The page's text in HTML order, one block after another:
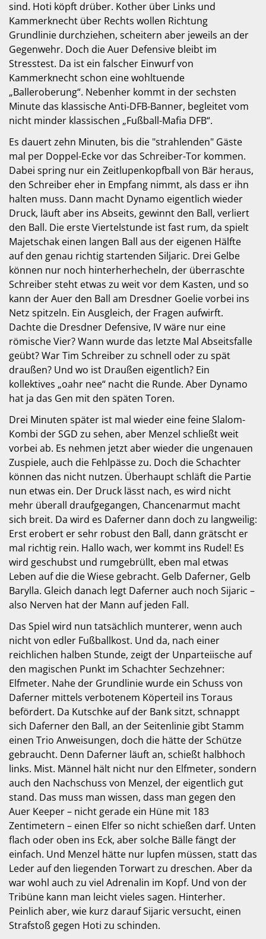
sind. Hoti köpft drüber. Kother über Links und
Kammerknecht über Rechts wollen Richtung
Grundlinie durchziehen, scheitern aber jeweils an der
Gegenwehr. Doch die Auer Defensive bleibt im
Stresstest. Da ist ein falscher Einwurf von
Kammerknecht schon eine wohltuende
„Balleroberung“. Nebenher kommt in der sechsten
Minute das klassische Anti-DFB-Banner, begleitet vom
nicht minder klassischen „Fußball-Mafia DFB“.
Es dauert zehn Minuten, bis die "strahlenden" Gäste
mal per Doppel-Ecke vor das Schreiber-Tor kommen.
Dabei spring nur ein Zeitlupenkopfball von Bär heraus,
den Schreiber eher in Empfang nimmt, als dass er ihn
halten muss. Dann macht Dynamo eigentlich wieder
Druck, läuft aber ins Abseits, gewinnt den Ball, verliert
den Ball. Die erste Viertelstunde ist fast rum, da spielt
Majetschak einen langen Ball aus der eigenen Hälfte
auf den genau richtig startenden Siljaric. Drei Gelbe
können nur noch hinterherhecheln, der überraschte
Schreiber steht etwas zu weit vor dem Kasten, und so
kann der Auer den Ball am Dresdner Goelie vorbei ins
Netz spitzeln. Ein Ausgleich, der Fragen aufwirft.
Dachte die Dresdner Defensive, IV wäre nur eine
römische Vier? Wann wurde das letzte Mal Abseitsfalle
geübt? War Tim Schreiber zu schnell oder zu spät
draußen? Und wo ist Draußen eigentlich? Ein
kollektives „oahr nee“ nacht die Runde. Aber Dynamo
hat ja das Gen mit den späten Toren.
Drei Minuten später ist mal wieder eine feine Slalom-
Kombi der SGD zu sehen, aber Menzel schließt weit
vorbei ab. Es nehmen jetzt aber wieder die ungenauen
Zuspiele, auch die Fehlpässe zu. Doch die Schachter
können das nicht nutzen. Überhaupt schläft die Partie
nun etwas ein. Der Druck lässt nach, es wird nicht
mehr überall draufgegangen, Chancenarmut macht
sich breit. Da wird es Daferner dann doch zu langweilig:
Erst erobert er sehr robust den Ball, dann grätscht er
mal richtig rein. Hallo wach, wer kommt ins Rudel! Es
wird geschubst und rumgebrüllt, eben mal etwas
Leben auf die die Wiese gebracht. Gelb Daferner, Gelb
Barylla. Gleich danach legt Daferner auch noch Sijaric –
also Nerven hat der Mann auf jeden Fall.
Das Spiel wird nun tatsächlich munterer, wenn auch
nicht von edler Fußballkost. Und da, nach einer
reichlichen halben Stunde, zeigt der Unparteiische auf
den magischen Punkt im Schachter Sechzehner:
Elfmeter. Nahe der Grundlinie wurde ein Schuss von
Daferner mittels verbotenem Köperteil ins Toraus
befördert. Da Kutschke auf der Bank sitzt, schnappt
sich Daferner den Ball, an der Seitenlinie gibt Stamm
einen Trio Anweisungen, doch die hätte der Schütze
gebraucht. Denn Daferner läuft an, schießt halbhoch
links. Mist. Männel hält nicht nur den Elfmeter, sondern
auch den Nachschuss von Menzel, der eigentlich gut
stand. Das muss man wissen, dass man gegen den
Auer Keeper – nicht gerade ein Hüne mit 183
Zentimetern – einen Elfer so nicht schießen darf. Unten
flach oder oben ins Eck, aber solche Bälle fängt der
einfach. Und Menzel hätte nur lupfen müssen, statt das
Leder auf den liegenden Torwart zu dreschen. Aber da
war wohl auch zu viel Adrenalin im Kopf. Und von der
Tribüne kann man leicht vieles sagen. Hinterher.
Peinlich aber, wie kurz darauf Sijaric versucht, einen
Strafstoß gegen Hoti zu schinden.